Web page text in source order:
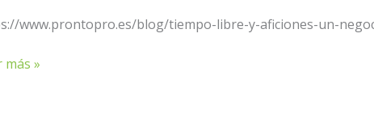
www.prontopro.es/blog/tiempo-libre-y-aficiones-un-
más »